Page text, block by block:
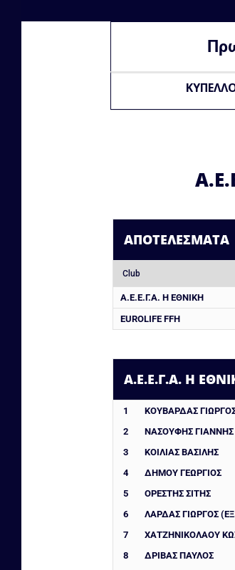
ΑΠΟΤΕΛΈΣΜΑΤΑ
Club
Α.Ε.Ε.Γ.Α. Η ΕΘΝΙΚΗ
EUROLIFE FFH
Α.Ε.Ε.Γ.Α. Η
1
ΚΟΥΒΑΡΔΑΣ
2
ΝΑΣΟΥΦΗΣ ΓΙΑΝΝΗΣ
3
ΚΟΙΛΙΑΣ ΒΑΣΙΛΗΣ
4
ΔΗΜΟΥ ΓΕΩΡΓΙΟΣ
5
ΟΡΕΣΤΗΣ ΣΙΤΗΣ
6
ΛΑΡΔΑΣ ΓΙΩΡΓΟΣ
7
ΧΑΤΖΗΝΙΚΟΛΑΟΥ
8
ΔΡΙΒΑΣ ΠΑΥΛΟΣ